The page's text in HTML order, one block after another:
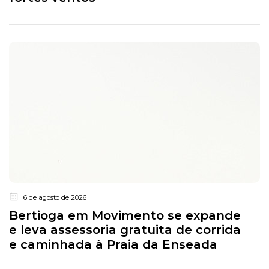
6 de agosto de 2026
Bertioga em Movimento se expande
e leva assessoria gratuita de corrida
e caminhada à Praia da Enseada